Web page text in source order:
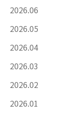
2026.06
2026.05
2026.04
2026.03
2026.02
2026.01